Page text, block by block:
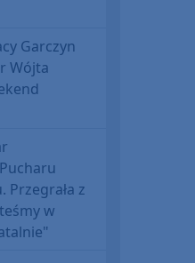
Garczyn
Wójta
Przegrała z
w